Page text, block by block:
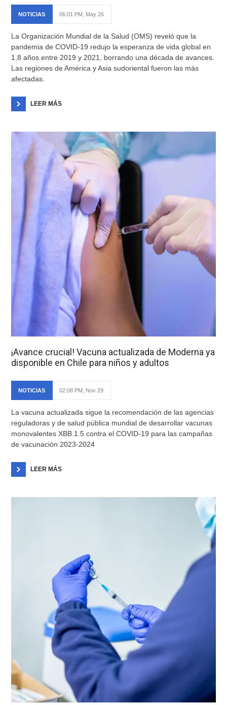
NOTICIAS 06:01 PM, May 26
La Organización Mundial de la Salud (OMS) reveló que la
pandemia de COVID-19 redujo la esperanza de vida global en
1,8 años entre 2019 y 2021, borrando una década de avances.
Las regiones de América y Asia sudoriental fueron las más
afectadas.
LEER MÁS
¡Avance crucial! Vacuna actualizada de Moderna ya
disponible en Chile para niños y adultos
NOTICIAS 02:08 PM, Nov 29
La vacuna actualizada sigue la recomendación de las agencias
reguladoras y de salud pública mundial de desarrollar vacunas
monovalentes XBB.1.5 contra el COVID-19 para las campañas
de vacunación 2023-2024
LEER MÁS